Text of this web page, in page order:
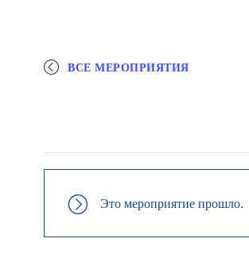
ВСЕ МЕРОПРИЯТИЯ
Это мероприятие прошло.